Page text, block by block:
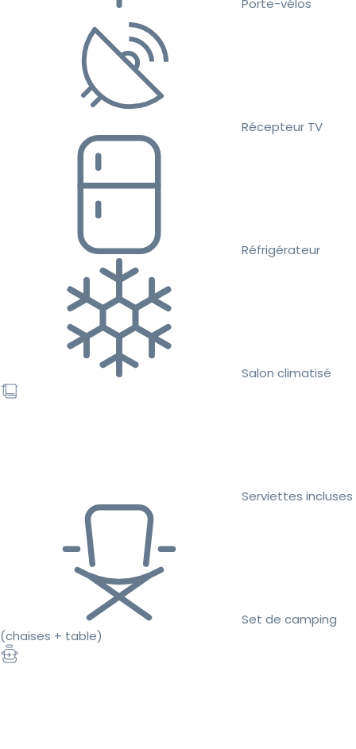
Récepteur TV
Réfrigérateur
Salon climatisé
Serviettes incluses
Set de camping
(chaises + table)